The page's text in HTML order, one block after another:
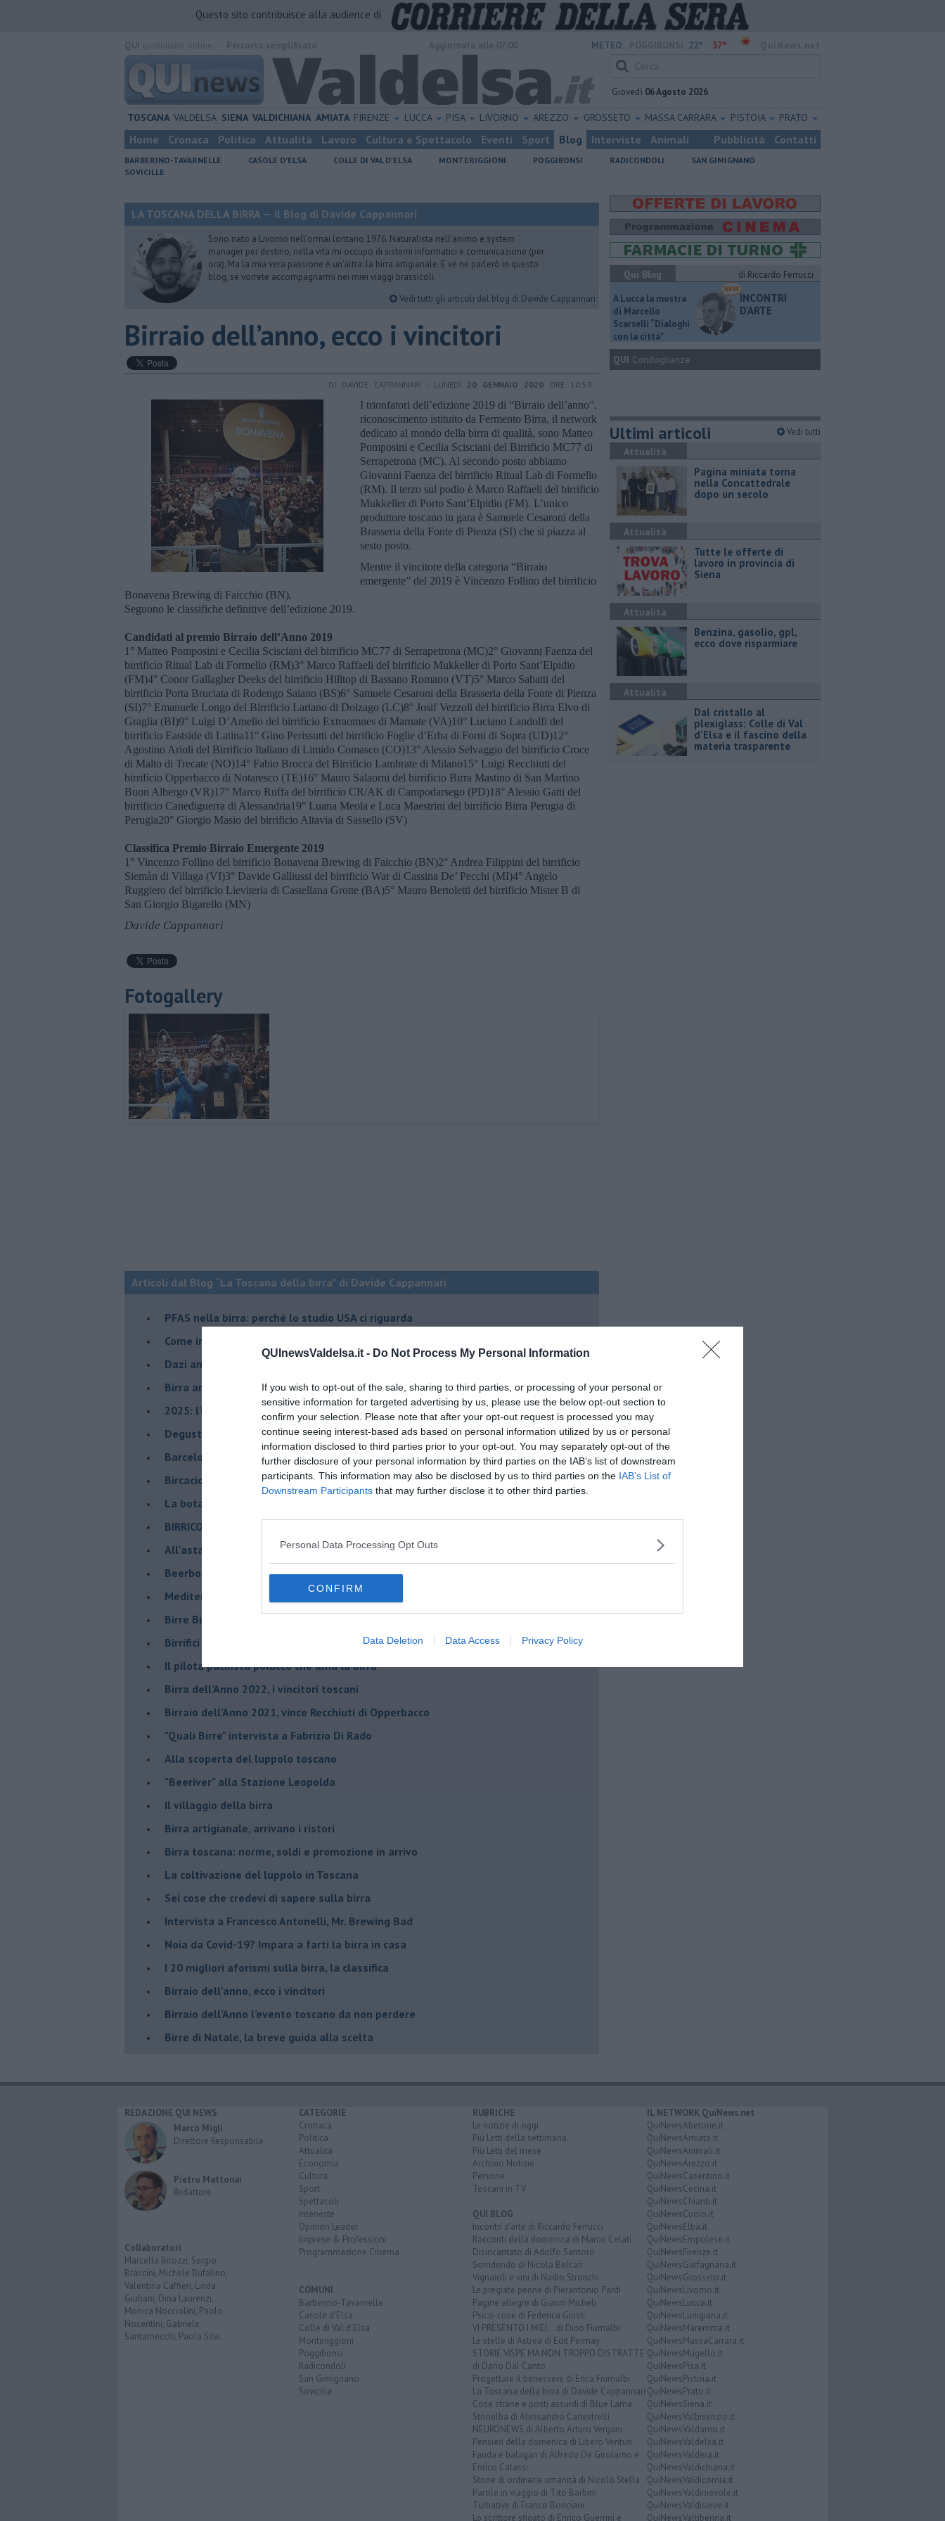
QUInewsValdelsa.it - Do Not Process My Personal Information
If you wish to opt-out of the sale, sharing to third parties, or processing of your personal or
sensitive information for targeted advertising by us, please use the below opt-out section to
confirm your selection. Please note that after your opt-out request is processed you may
continue seeing interest-based ads based on personal information utilized by us or personal
information disclosed to third parties prior to your opt-out. You may separately opt-out of the
further disclosure of your personal information by third parties on the IAB’s list of downstream
participants. This information may also be disclosed by us to third parties on the IAB’s List of
Downstream Participants that may further disclose it to other third parties.
Personal Data Processing Opt Outs
CONFIRM
Data Deletion Data Access Privacy Policy
Questo sito contribuisce alla audience di
METEO: 22° 37°
Giovedì 06 Agosto 2026
TOSCANA VALDELSA SIENA VALDICHIANA AMIATA FIRENZE LUCCA PISA LIVORNO AREZZO GROSSETO MASSA CARRARA PISTOIA PRATO
Home Cronaca Politica Attualità Lavoro Cultura e Spettacolo Eventi Sport Blog Interviste Animali Pubblicità Contatti
BARBERINO-TAVARNELLE CASOLE D'ELSA COLLE DI VAL D'ELSA MONTERIGGIONI POGGIBONSI RADICONDOLI
SAN GIMIGNANO
SOVICILLE
LA TOSCANA DELLA BIRRA — il Blog di Davide Cappannari
Sono nato a Livorno nell’ormai lontano 1976. Naturalista nell’animo e system
manager per destino, nella vita mi occupo di sistemi informatici e comunicazione (per
ora). Ma la mia vera passione è un’altra: la birra artigianale. E ve ne parlerò in questo
blog, se vorrete accompagnarmi nei miei viaggi brassicoli.
Vedi tutti gli articoli del blog di Davide Cappannari
​Birraio dell’anno, ecco i vincitori
DI DAVIDE CAPPANNARI - LUNEDÌ 20 GENNAIO 2020 ORE 10:59
I trionfatori dell’edizione 2019 di “Birraio dell’anno”,
riconoscimento istituito da Fermento Birra, il network
dedicato al mondo della birra di qualità, sono Matteo
Pomposini e Cecilia Scisciani del Birrificio MC77 di
Serrapetrona (MC). Al secondo posto abbiamo
Giovanni Faenza del birrificio Ritual Lab di Formello
(RM). Il terzo sul podio è Marco Raffaeli del birrificio
Mukkeller di Porto Sant’Elpidio (FM). L’unico
produttore toscano in gara è Samuele Cesaroni della
Brasseria della Fonte di Pienza (SI) che si piazza al
sesto posto.
Mentre il vincitore della categoria “Birraio
emergente” del 2019 è Vincenzo Follino del birrificio
Bonavena Brewing di Faicchio (BN).
Seguono le classifiche definitive dell’edizione 2019.
Candidati al premio Birraio dell’Anno 2019
1° Matteo Pomposini e Cecilia Scisciani del birrificio MC77 di Serrapetrona (MC)2° Giovanni Faenza del
birrificio Ritual Lab di Formello (RM)3° Marco Raffaeli del birrificio Mukkeller di Porto Sant’Elpidio
(FM)4° Conor Gallagher Deeks del birrificio Hilltop di Bassano Romano (VT)5° Marco Sabatti del
birrificio Porta Bruciata di Rodengo Saiano (BS)6° Samuele Cesaroni della Brasseria della Fonte di Pienza
(SI)7° Emanuele Longo del Birrificio Lariano di Dolzago (LC)8° Josif Vezzoli del birrificio Birra Elvo di
Graglia (BI)9° Luigi D’Amelio del birrificio Extraomnes di Marnate (VA)10° Luciano Landolfi del
birrificio Eastside di Latina11° Gino Perissutti del birrificio Foglie d’Erba di Forni di Sopra (UD)12°
Agostino Arioli del Birrificio Italiano di Limido Comasco (CO)13° Alessio Selvaggio del birrificio Croce
di Malto di Trecate (NO)14° Fabio Brocca del Birrificio Lambrate di Milano15° Luigi Recchiuti del
birrificio Opperbacco di Notaresco (TE)16° Mauro Salaorni del birrificio Birra Mastino di San Martino
Buon Albergo (VR)17° Marco Ruffa del birrificio CR/AK di Campodarsego (PD)18° Alessio Gatti del
birrificio Canediguerra di Alessandria19° Luana Meola e Luca Maestrini del birrificio Birra Perugia di
Perugia20° Giorgio Masio del birrificio Altavia di Sassello (SV)
Classifica Premio Birraio Emergente 2019
1° Vincenzo Follino del birrificio Bonavena Brewing di Faicchio (BN)2° Andrea Filippini del birrificio
Siemàn di Villaga (VI)3° Davide Galliussi del birrificio War di Cassina De’ Pecchi (MI)4° Angelo
Ruggiero del birrificio Lieviteria di Castellana Grotte (BA)5° Mauro Bertoletti del birrificio Mister B di
San Giorgio Bigarello (MN)
Davide Cappannari
Fotogallery
Articoli dal Blog “La Toscana della birra” di Davide Cappannari
​PFAS nella birra: perché lo studio USA ci riguarda
​Come in birrificio, su Titano fermenta la vita?
Dazi amari per la birra artigianale
​Birra artigianale minacciata dagli aumenti CONAI
​2025: l'effetto Salvini su birra, vino e patente
​Degustazioni AIBAM a Birricola
​Barcelona Beer Challenger: i vincitori in Toscana
Bircacio, dagli scarti della birra al pecorino
​La botanica della Birra, a Pisa il 20 ottobre
BIRRICOLA il festival della birra toscana
​All'asta la casa dello storico birrificio J63
Beerbone, la birra nata in laboratorio che fa bene alla salute
Mediterranea Oktoberfest, la festa della Birra di Mare
​Birre Bio e Gluten free: ecco le vincenti toscane
​Birrifici in subbuglio:Mr.Malt passa di proprietà
​Il pilota pacifista polacco che ama la birra
​Birra dell’Anno 2022, i vincitori toscani
Birraio dell’Anno 2021, vince Recchiuti di Opperbacco
"Quali Birre" intervista a Fabrizio Di Rado
​Alla scoperta del luppolo toscano
"Beeriver" alla Stazione Leopolda
Il villaggio della birra
Birra artigianale, arrivano i ristori
Birra toscana: norme, soldi e promozione in arrivo
La coltivazione del luppolo in Toscana
Sei cose che credevi di sapere sulla birra
Intervista a Francesco Antonelli, Mr. Brewing Bad
Noia da Covid-19? Impara a farti la birra in casa
I 20 migliori aforismi sulla birra, la classifica
​Birraio dell’anno, ecco i vincitori
​Birraio dell’Anno l’evento toscano da non perdere
Birre di Natale, la breve guida alla scelta
Qui Blog
di Riccardo Ferrucci
A Lucca la mostra
di Marcello
Scarselli “Dialoghi
con la città"
INCONTRI
D'ARTE
QUI Condoglianze
Ultimi articoli Vedi tutti
Attualità
Pagina miniata torna
nella Concattedrale
dopo un secolo
Attualità
​Tutte le offerte di
lavoro in provincia di
Siena
Attualità
​Benzina, gasolio, gpl,
ecco dove risparmiare
Attualità
Dal cristallo al
plexiglass: Colle di Val
d’Elsa e il fascino della
materia trasparente
REDAZIONE QUI NEWS
Marco Migli
Direttore Responsabile
Pietro Mattonai
Redattore
Collaboratori
Marcella Bitozzi, Sergio
Braccini, Michele Bufalino,
Valentina Caffieri, Linda
Giuliani, Dina Laurenzi,
Monica Nocciolini, Paolo
Nocentini, Gabriele
Santarnecchi, Paola Silvi.
CATEGORIE
Cronaca
Politica
Attualità
Economia
Cultura
Sport
Spettacoli
Interviste
Opinion Leader
Imprese & Professioni
Programmazione Cinema
COMUNI
Barberino-Tavarnelle
Casole d'Elsa
Colle di Val d'Elsa
Monteriggioni
Poggibonsi
Radicondoli
San Gimignano
Sovicille
RUBRICHE
Le notizie di oggi
Più Letti della settimana
Più Letti del mese
Archivio Notizie
Persone
Toscani in TV
QUI BLOG
Incontri d'arte di Riccardo Ferrucci
Racconti della domenica di Marco Celati
Disincantato di Adolfo Santoro
Sorridendo di Nicola Belcari
Vignaioli e vini di Nadio Stronchi
Le pregiate penne di Pierantonio Pardi
Pagine allegre di Gianni Micheli
Psico-cose di Federica Giusti
VI PRESENTO I MIEI... di Dino Fiumalbi
Le stelle di Astrea di Edit Permay
STORIE VISPE MA NON TROPPO DISTRATTE
di Dario Dal Canto
Progettare il benessere di Erica Fiumalbi
La Toscana della birra di Davide Cappannari
Cose strane e posti assurdi di Blue Lama
Storielba di Alessandro Canestrelli
NEURONEWS di Alberto Arturo Vergani
Pensieri della domenica di Libero Venturi
Fauda e balagan di Alfredo De Girolamo e
Enrico Catassi
Storie di ordinaria umanità di Nicolò Stella
Parole in viaggio di Tito Barbini
Turbative di Franco Bonciani
Lo scrittore sfigato di Enrico Guerrini e
IL NETWORK QuiNews.net
QuiNewsAbetone.it
QuiNewsAmiata.it
QuiNewsAnimali.it
QuiNewsArezzo.it
QuiNewsCasentino.it
QuiNewsCecina.it
QuiNewsChianti.it
QuiNewsCuoio.it
QuiNewsElba.it
QuiNewsEmpolese.it
QuiNewsFirenze.it
QuiNewsGarfagnana.it
QuiNewsGrosseto.it
QuiNewsLivorno.it
QuiNewsLucca.it
QuiNewsLunigiana.it
QuiNewsMaremma.it
QuiNewsMassaCarrara.it
QuiNewsMugello.it
QuiNewsPisa.it
QuiNewsPistoia.it
QuiNewsPrato.it
QuiNewsSiena.it
QuiNewsValbisenzio.it
QuiNewsValdarno.it
QuiNewsValdelsa.it
QuiNewsValdera.it
QuiNewsValdichiana.it
QuiNewsValdicornia.it
QuiNewsValdinievole.it
QuiNewsValdisieve.it
QuiNewsValtiberina.it